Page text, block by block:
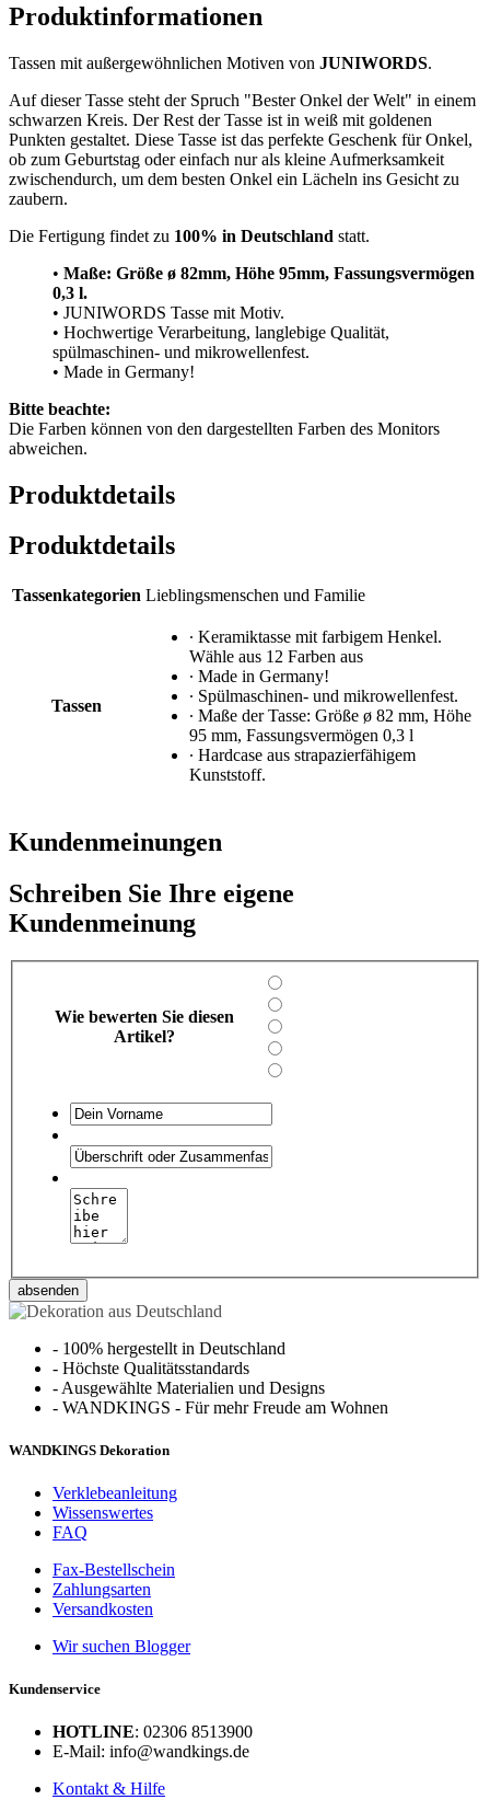
Produktinformationen
Tassen mit außergewöhnlichen Motiven von JUNIWORDS.
Auf dieser Tasse steht der Spruch "Bester Onkel der Welt" in einem
schwarzen Kreis. Der Rest der Tasse ist in weiß mit goldenen
Punkten gestaltet. Diese Tasse ist das perfekte Geschenk für Onkel,
ob zum Geburtstag oder einfach nur als kleine Aufmerksamkeit
zwischendurch, um dem besten Onkel ein Lächeln ins Gesicht zu
zaubern.
Die Fertigung findet zu 100% in Deutschland statt.
• Maße: Größe ø 82mm, Höhe 95mm, Fassungsvermögen
0,3 l.
• JUNIWORDS Tasse mit Motiv.
• Hochwertige Verarbeitung, langlebige Qualität,
spülmaschinen- und mikrowellenfest.
• Made in Germany!
Bitte beachte:
Die Farben können von den dargestellten Farben des Monitors
abweichen.
Produktdetails
Produktdetails
Tassenkategorien Lieblingsmenschen und Familie
Tassen
∙ Keramiktasse mit farbigem Henkel.
Wähle aus 12 Farben aus
∙ Made in Germany!
∙ Spülmaschinen- und mikrowellenfest.
∙ Maße der Tasse: Größe ø 82 mm, Höhe
95 mm, Fassungsvermögen 0,3 l
∙ Hardcase aus strapazierfähigem
Kunststoff.
Kundenmeinungen
Schreiben Sie Ihre eigene
Kundenmeinung
Wie bewerten Sie diesen
Artikel?
absenden
- 100% hergestellt in Deutschland
- Höchste Qualitätsstandards
- Ausgewählte Materialien und Designs
- WANDKINGS - Für mehr Freude am Wohnen
WANDKINGS Dekoration
Verklebeanleitung
Wissenswertes
FAQ
Fax-Bestellschein
Zahlungsarten
Versandkosten
Wir suchen Blogger
Kundenservice
HOTLINE: 02306 8513900
E-Mail: info@wandkings.de
Kontakt & Hilfe